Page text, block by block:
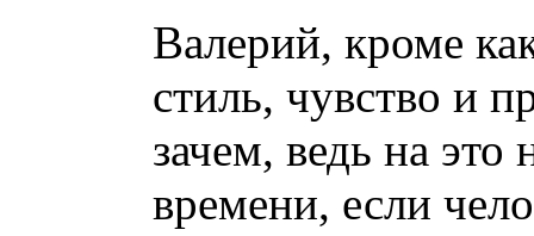
Валерий, кроме
стиль, чувство и
зачем, ведь на
времени, если